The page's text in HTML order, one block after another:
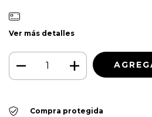
Ver más detalles
Compra protegida